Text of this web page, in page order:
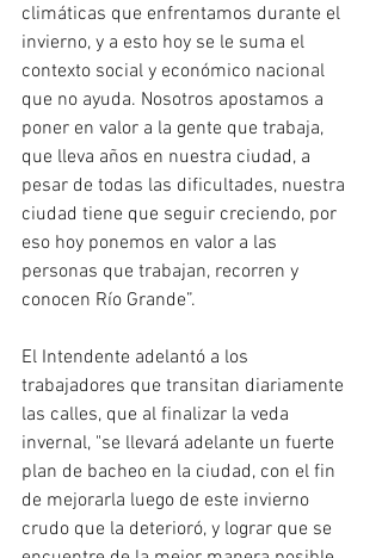
climáticas que enfrentamos durante el
invierno, y a esto hoy se le suma el
contexto social y económico nacional
que no ayuda. Nosotros apostamos a
poner en valor a la gente que trabaja,
que lleva años en nuestra ciudad, a
pesar de todas las dificultades, nuestra
ciudad tiene que seguir creciendo, por
eso hoy ponemos en valor a las
personas que trabajan, recorren y
conocen Río Grande”.
El Intendente adelantó a los
trabajadores que transitan diariamente
las calles, que al finalizar la veda
invernal, "se llevará adelante un fuerte
plan de bacheo en la ciudad, con el fin
de mejorarla luego de este invierno
crudo que la deterioró, y lograr que se